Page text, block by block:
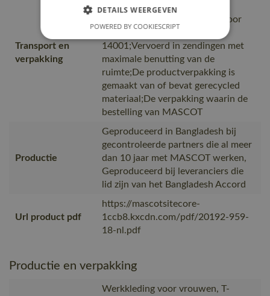
Transport en
verpakking
materiaal, Van productie naar
magazijnen getransporteerd door
transportpartners met ISO
14001;Vervoerd in zendingen met
maximale benutting van de
ruimte;De productverpakking is
gemaakt van of bevat gerecycled
materiaal;De verpakking waarin de
bestelling van MASCOT
Productie
Geproduceerd in Bangladesh bij
gecontroleerde partners die al meer
dan 10 jaar met MASCOT werken,
Geproduceerd bij leveranciers die
lid zijn van het Bangladesh Accord
Url product pdf
https://mascotsitecore-
1ccb8.kxcdn.com/pdf/20192-959-
18-nl.pdf
Productie en verpakking
Werkkleding voor vrouwen, T-
DETAILS WEERGEVEN
POWERED BY COOKIESCRIPT